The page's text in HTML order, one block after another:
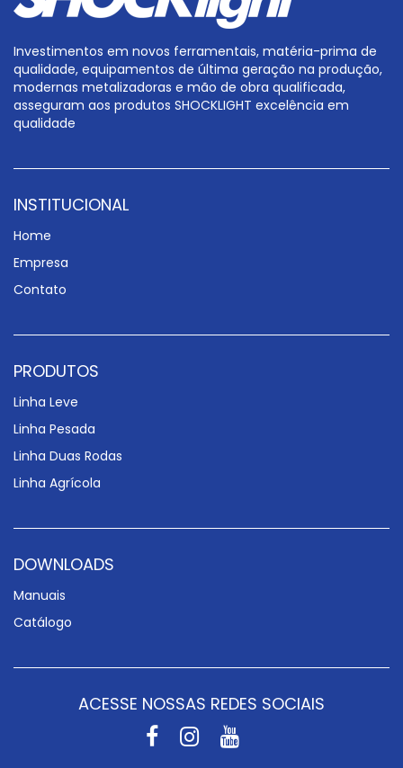
Investimentos em novos ferramentais, matéria-prima de
qualidade, equipamentos de última geração na produção,
modernas metalizadoras e mão de obra qualificada,
asseguram aos produtos SHOCKLIGHT excelência em
qualidade
INSTITUCIONAL
Home
Empresa
Contato
PRODUTOS
Linha Leve
Linha Pesada
Linha Duas Rodas
Linha Agrícola
DOWNLOADS
Manuais
Catálogo
ACESSE NOSSAS REDES SOCIAIS